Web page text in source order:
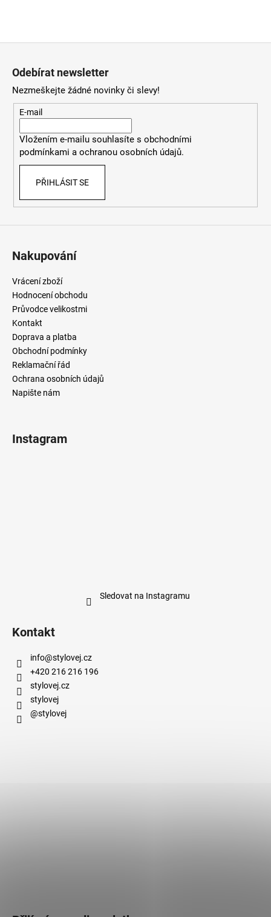
Odebírat newsletter
Nezmeškejte žádné novinky či slevy!
E-mail
Vložením e-mailu souhlasítes obchodními
podmínkami a ochranou osobních údajů.
PŘIHLÁSIT SE
Nakupování
Vrácení zboží
Hodnocení obchodu
Průvodce velikostmi
Kontakt
Doprava a platba
Obchodní podmínky
Reklamační řád
Ochrana osobních údajů
Napište nám
Instagram
Sledovat na Instagramu
Kontakt
info@stylovej.cz
+420 216 216 196
stylovej.cz
stylovej
@stylovej